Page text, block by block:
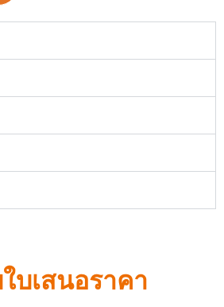
บเสนอราคา